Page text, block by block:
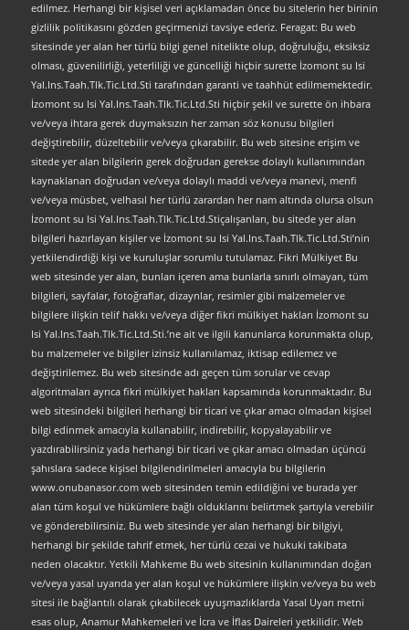
edilmez. Herhangi bir kişisel veri açıklamadan önce bu sitelerin her birinin
gizlilik politikasını gözden geçirmenizi tavsiye ederiz. Feragat: Bu web
sitesinde yer alan her türlü bilgi genel nitelikte olup, doğruluğu, eksiksiz
olması, güvenilirliği, yeterliliği ve güncelliği hiçbir surette İzomont su Isi
Yal.Ins.Taah.Tlk.Tic.Ltd.Sti tarafından garanti ve taahhüt edilmemektedir.
İzomont su Isi Yal.Ins.Taah.Tlk.Tic.Ltd.Sti hiçbir şekil ve surette ön ihbara
ve/veya ihtara gerek duymaksızın her zaman söz konusu bilgileri
değiştirebilir, düzeltebilir ve/veya çıkarabilir. Bu web sitesine erişim ve
sitede yer alan bilgilerin gerek doğrudan gerekse dolaylı kullanımından
kaynaklanan doğrudan ve/veya dolaylı maddi ve/veya manevi, menfi
ve/veya müsbet, velhasıl her türlü zarardan her nam altında olursa olsun
İzomont su Isi Yal.Ins.Taah.Tlk.Tic.Ltd.Stiçalışanları, bu sitede yer alan
bilgileri hazırlayan kişiler ve İzomont su Isi Yal.Ins.Taah.Tlk.Tic.Ltd.Sti’nin
yetkilendirdiği kişi ve kuruluşlar sorumlu tutulamaz. Fikri Mülkiyet Bu
web sitesinde yer alan, bunları içeren ama bunlarla sınırlı olmayan, tüm
bilgileri, sayfalar, fotoğraflar, dizaynlar, resimler gibi malzemeler ve
bilgilere ilişkin telif hakkı ve/veya diğer fikri mülkiyet hakları İzomont su
Isi Yal.Ins.Taah.Tlk.Tic.Ltd.Sti.’ne ait ve ilgili kanunlarca korunmakta olup,
bu malzemeler ve bilgiler izinsiz kullanılamaz, iktisap edilemez ve
değiştirilemez. Bu web sitesinde adı geçen tüm sorular ve cevap
algoritmaları ayrıca fikri mülkiyet hakları kapsamında korunmaktadır. Bu
web sitesindeki bilgileri herhangi bir ticari ve çıkar amacı olmadan kişisel
bilgi edinmek amacıyla kullanabilir, indirebilir, kopyalayabilir ve
yazdırabilirsiniz yada herhangi bir ticari ve çıkar amacı olmadan üçüncü
şahıslara sadece kişisel bilgilendirilmeleri amacıyla bu bilgilerin
www.onubanasor.com web sitesinden temin edildiğini ve burada yer
alan tüm koşul ve hükümlere bağlı olduklarını belirtmek şartıyla verebilir
ve gönderebilirsiniz. Bu web sitesinde yer alan herhangi bir bilgiyi,
herhangi bir şekilde tahrif etmek, her türlü cezai ve hukuki takibata
neden olacaktır. Yetkili Mahkeme Bu web sitesinin kullanımından doğan
ve/veya yasal uyarıda yer alan koşul ve hükümlere ilişkin ve/veya bu web
sitesi ile bağlantılı olarak çıkabilecek uyuşmazlıklarda Yasal Uyarı metni
esas olup, Anamur Mahkemeleri ve İcra ve İflas Daireleri yetkilidir. Web